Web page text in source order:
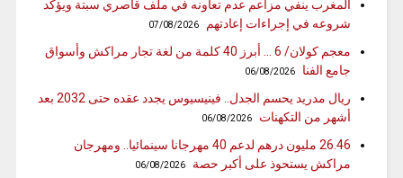
المغرب ينفي مزاعم عدم تعاونه في ملف قاصري سبتة ويؤكد
شروعه في إجراءات إعادتهم
07/08/2026
معجم كولان/ 6 … أبرز 40 كلمة من لغة تجار مراكش وأسواق
جامع الفنا
06/08/2026
ريال مدريد يحسم الجدل.. فينيسيوس يجدد عقده حتى 2032 بعد
أشهر من التكهنات
06/08/2026
26.46 مليون درهم لدعم 40 مهرجانا سينمائيا.. ومهرجان
مراكش يستحوذ على أكبر حصة
06/08/2026